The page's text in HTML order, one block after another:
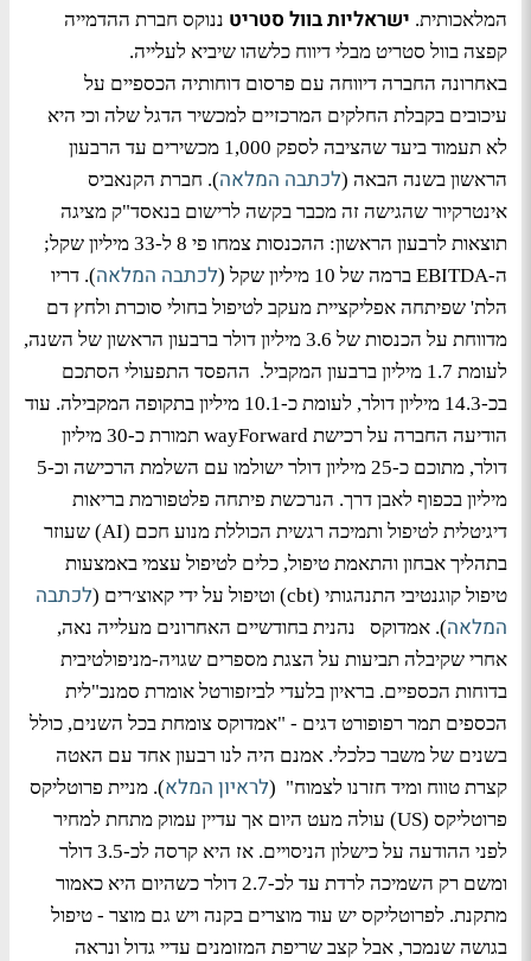
המלאכותית. ישראליות בוול סטריט ננוקס חברת ההדמייה
קפצה בוול סטריט מבלי דיווח כלשהו שיביא לעלייה.
באחרונה החברה דיווחה עם פרסום דוחותיה הכספיים על
עיכובים בקבלת החלקים המרכזיים למכשיר הדגל שלה וכי היא
לא תעמוד ביעד שהציבה לספק 1,000 מכשירים עד הרבעון
הראשון בשנה הבאה (לכתבה המלאה). חברת הקנאביס
אינטרקיור שהגישה זה מכבר בקשה לרישום בנאסד"ק מציגה
תוצאות לרבעון הראשון: ההכנסות צמחו פי 8 ל-33 מיליון שקל;
ה-EBITDA ברמה של 10 מיליון שקל (
לכתבה המלאה). דריו
הלת' שפיתחה אפליקציית מעקב לטיפול בחולי סוכרת ולחץ דם
מדווחת על הכנסות של 3.6 מיליון דולר ברבעון הראשון של השנה,
לעומת 1.7 מיליון ברבעון המקביל. ההפסד התפעולי הסתכם
בכ-14.3 מיליון דולר, לעומת כ-10.1 מיליון בתקופה המקבילה. עוד
הודיעה החברה על רכישת wayForward תמורת כ-30 מיליון
דולר, מתוכם כ-25 מיליון דולר ישולמו עם השלמת הרכישה וכ-5
מיליון בכפוף לאבן דרך. הנרכשת פיתחה פלטפורמת בריאות
דיגיטלית לטיפול ותמיכה רגשית הכוללת מנוע חכם (AI) שעוזר
בתהליך אבחון והתאמת טיפול, כלים לטיפול עצמי באמצעות
טיפול קוגנטיבי התנהגותי (cbt) וטיפול על ידי קאוצ׳רים (
לכתבה
המלאה). אמדוקס נהנית בחודשיים האחרונים מעלייה נאה,
אחרי שקיבלה תביעות על הצגת מספרים שגויה-מניפולטיבית
בדוחות הכספיים. בראיון בלעדי לביזפורטל אומרת סמנכ"לית
הכספים תמר רפופורט דגים - "אמדוקס צומחת בכל השנים, כולל
בשנים של משבר כלכלי. אמנם היה לנו רבעון אחד עם האטה
קצרת טווח ומיד חזרנו לצמוח" (לראיון המלא). מניית פרוטליקס
פרוטליקס (US) עולה מעט היום אך עדיין עמוק מתחת למחיר
לפני ההודעה על כישלון הניסויים. אז היא קרסה לכ-3.5 דולר
ומשם רק השמיכה לרדת עד לכ-2.7 דולר כשהיום היא כאמור
מתקנת. לפרוטליקס יש עוד מוצרים בקנה ויש גם מוצר - טיפול
בגושה שנמכר, אבל קצב שריפת המזומנים עדיי גדול ונראה